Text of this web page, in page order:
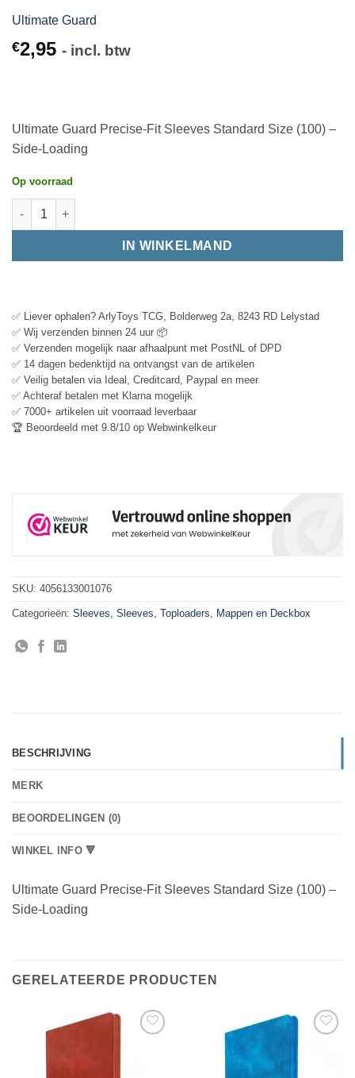
Ultimate Guard
€2,95 - incl. btw
Ultimate Guard Precise-Fit Sleeves Standard Size (100) –
Side-Loading
Op voorraad
IN WINKELMAND
✅ Liever ophalen? ArlyToys TCG, Bolderweg 2a, 8243 RD Lelystad
✅ Wij verzenden binnen 24 uur 📦
✅ Verzenden mogelijk naar afhaalpunt met PostNL of DPD
✅ 14 dagen bedenktijd na ontvangst van de artikelen
✅ Veilig betalen via Ideal, Creditcard, Paypal en meer
✅ Achteraf betalen met Klarna mogelijk
✅ 7000+ artikelen uit voorraad leverbaar
🏆 Beoordeeld met 9.8/10 op Webwinkelkeur
SKU: 4056133001076
Categorieën: Sleeves, Sleeves, Toploaders, Mappen en Deckbox
BESCHRIJVING
MERK
BEOORDELINGEN (0)
WINKEL INFO 🔻
Ultimate Guard Precise-Fit Sleeves Standard Size (100) –
Side-Loading
GERELATEERDE PRODUCTEN